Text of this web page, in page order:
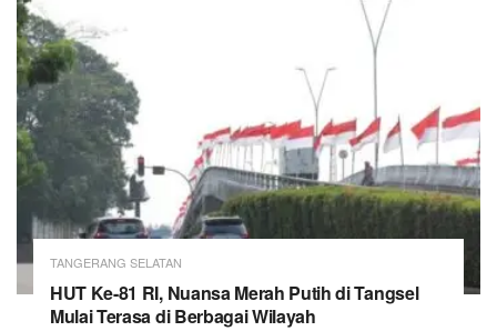
TANGERANG SELATAN
HUT Ke-81 RI, Nuansa Merah Putih di Tangsel
Mulai Terasa di Berbagai Wilayah